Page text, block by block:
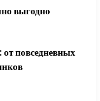
выгодно
повседневных